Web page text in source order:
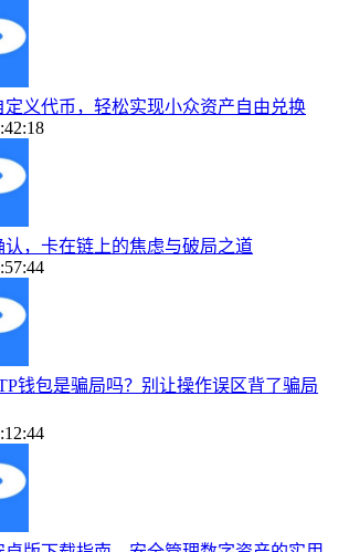
定义代币，轻松实现小众资产自由兑换
认，卡在链上的焦虑与破局之道
钱包是骗局吗？别让操作误区背了骗局